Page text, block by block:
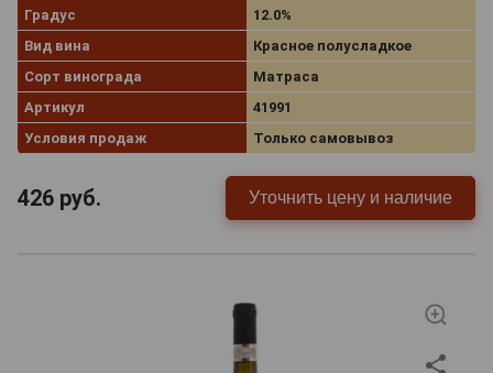
Градус
12.0%
Вид вина
Красное полусладкое
Сорт винограда
Матраса
Артикул
41991
Условия продаж
Только самовывоз
426 руб. Уточнить цену и наличие